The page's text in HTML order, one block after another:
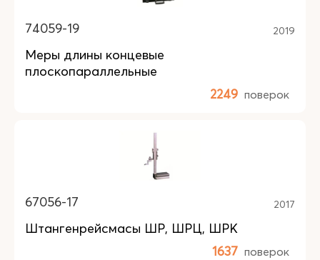
74059-19 2019
Меры длины концевые
плоскопараллельные
2249 поверок
67056-17 2017
Штангенрейсмасы ШР, ШРЦ, ШРК
1637 поверок